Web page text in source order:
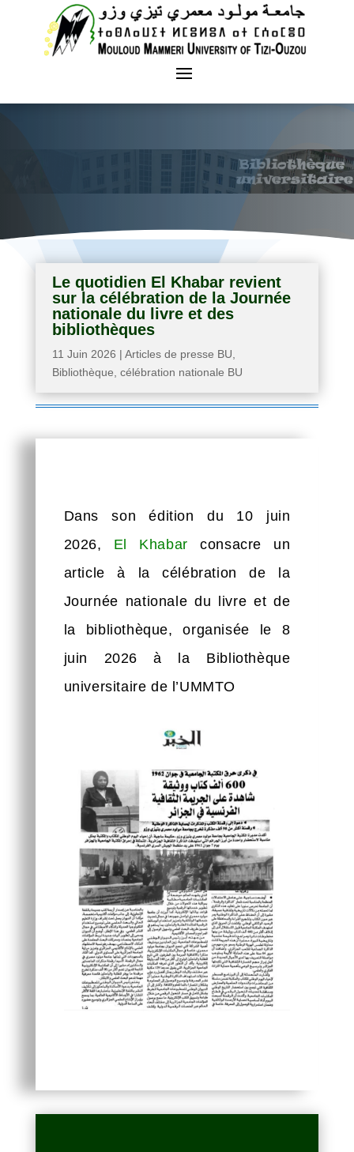
Le quotidien El Khabar revient
sur la célébration de la Journée
nationale du livre et des
bibliothèques
11 Juin 2026 | Articles de presse BU
Bibliothèque célébration nationale BU
Dans son édition du 10 juin
2026, El Khabar consacre un
article à la célébration de la
Journée nationale du livre et de
la bibliothèque, organisée le 8
juin 2026 à la Bibliothèque
universitaire de l’UMMTO